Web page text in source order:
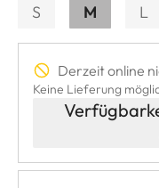
S M L
Derzeit online
Keine Lieferung